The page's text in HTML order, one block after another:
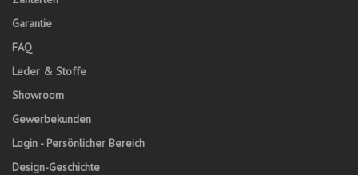
Garantie
FAQ
Leder & Stoffe
Showroom
Gewerbekunden
Login - Persönlicher Bereich
Design-Geschichte